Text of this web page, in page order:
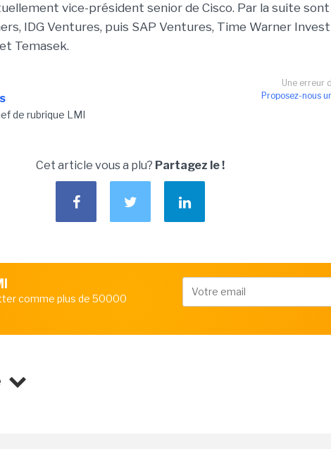
vice-président senior de Cisco. Par la suite
IDG Ventures, puis SAP Ventures, Time Warner
Temasek.
Une erreur
Proposez-nous
de rubrique LMI
Cet article vous a plu? Partagez le !
comme plus de 50000